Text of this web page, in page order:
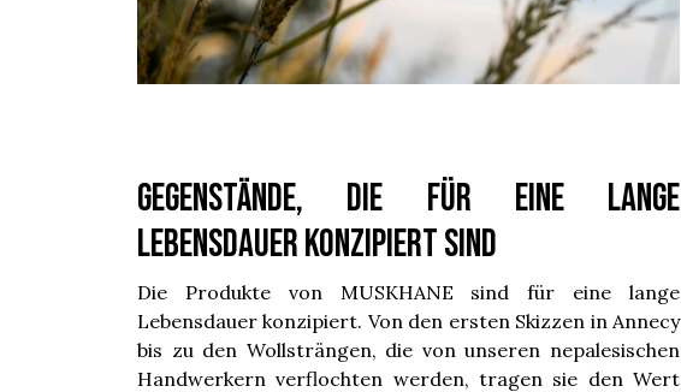
Gegenstände, die für eine lange
Lebensdauer konzipiert sind
Die Produkte von MUSKHANE sind für eine lange
Lebensdauer konzipiert. Von den ersten Skizzen in Annecy
bis zu den Wollsträngen, die von unseren nepalesischen
Handwerkern verflochten werden, tragen sie den Wert